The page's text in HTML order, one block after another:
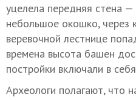
уцелела передняя стена
небольшое окошко, через
веревочной лестнице
времена высота башен
постройки включали в
Археологи полагают, что